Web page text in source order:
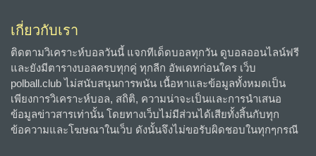
เกี่ยวกับเรา
ติดตามวิเคราะห์บอลวันนี้ แจกทีเด็ดบอลทุกวัน ดูบอลออนไลน์ฟรี
และยังมีตารางบอลครบทุกคู่ ทุกลีก อัพเดทก่อนใคร เว็บ
polball.club ไม่สนับสนุนการพนัน เนื้อหาและข้อมูลทั้งหมดเป็น
เพียงการวิเคราะห์บอล, สถิติ, ความน่าจะเป็นและการนำเสนอ
ข้อมูลข่าวสารเท่านั้น โดยทางเว็บไม่มีส่วนได้เสียทั้งสิ้นกับทุก
ข้อความและโฆษณาในเว็บ ดังนั้นจึงไม่ขอรับผิดชอบในทุกๆกรณี